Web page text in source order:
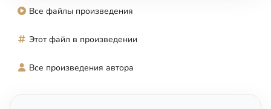
Все файлы произведения
Этот файл в произведении
Все произведения автора